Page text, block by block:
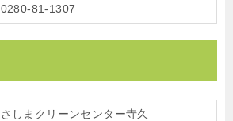
0280-81-1307
さしまクリーンセンター寺久